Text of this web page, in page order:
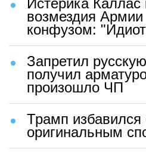
Истерика Каллас
возмездия
конфузом:
Запретил
получил
произошло ЧП
Трамп избавился
оригинальным